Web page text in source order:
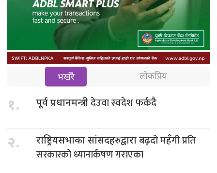
भर्खरै लोकप्रिय
१. पूर्व प्रधानमन्त्रीदेउवा स्वदेश फर्कदै
२. राष्ट्रियसभाका सांसदहरुद्वाराबढ्दो महँगी प्रति
सरकारको ध्यानार्कषण गराएका